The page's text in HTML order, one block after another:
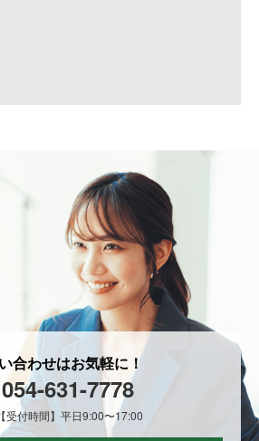
合わせはお気軽に！
054-631-7778
受付時間】平日9:00〜17:00